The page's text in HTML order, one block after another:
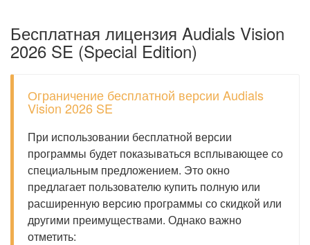
Бесплатная лицензия Audials Vision
2026 SE (Special Edition)
Ограничение бесплатной версии Audials
Vision 2026 SE
При использовании бесплатной версии
программы будет показываться всплывающее со
специальным предложением. Это окно
предлагает пользователю купить полную или
расширенную версию программы со скидкой или
другими преимуществами. Однако важно
отметить: